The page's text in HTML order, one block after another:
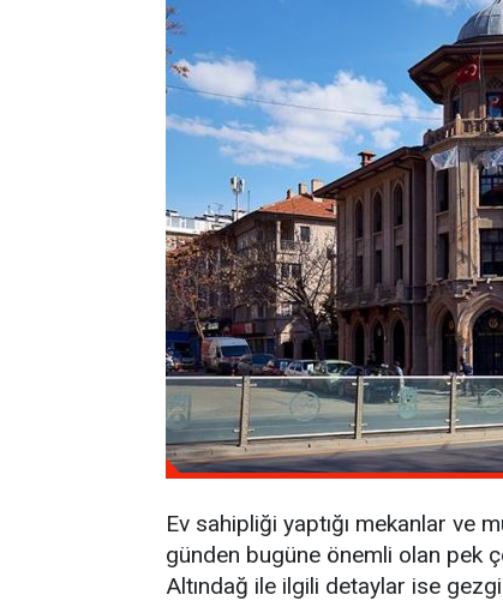
Ev sahipliği yaptığı mekanlar ve
günden bugüne önemli olan pek
Altındağ ile ilgili detaylar ise